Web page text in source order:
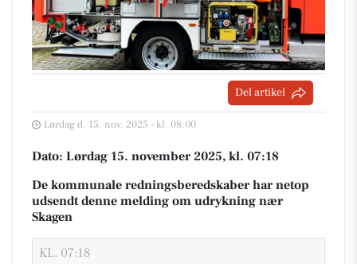
Del artikel
Lørdag d. 15. nov. 2025 - kl. 08:00
Dato: Lørdag 15. november 2025, kl. 07:18
De kommunale redningsberedskaber har netop
udsendt denne melding om udrykning nær
Skagen
KL. 07:18